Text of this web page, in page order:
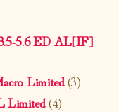
5.6 ED AL[IF]
Limited(3)
Limited(4)